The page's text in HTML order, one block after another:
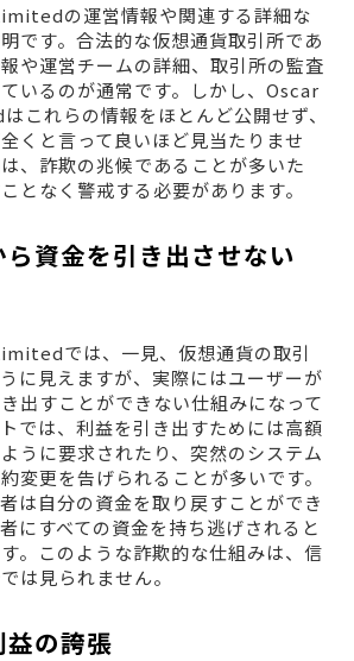
の運営情報や関連する詳細な
です。合法的な仮想通貨取引所であ
や運営チームの詳細、取引所の監査
いるのが通常です。しかし、Oscar
れらの情報をほとんど公開せず、
くと言って良いほど見当たりませ
、詐欺の兆候であることが多いた
となく警戒する必要があります。
資金を引き出させない
では、一見、仮想通貨の取引
に見えますが、実際にはユーザーが
出すことができない仕組みになって
では、利益を引き出すためには高額
うに要求されたり、突然のシステム
変更を告げられることが多いです。
は自分の資金を取り戻すことができ
にすべての資金を持ち逃げされると
。このような詐欺的な仕組みは、信
は見られません。
の誇張